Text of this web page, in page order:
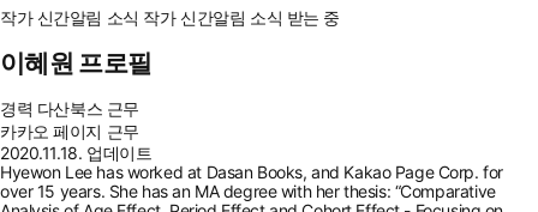
이
동
작가 신간알림 소식 작가 신간알림 소식 받는 중
이혜원 프로필
경력 다산북스 근무
카카오 페이지 근무
2020.11.18. 업데이트
Hyewon Lee has worked at Dasan Books, and Kakao Page Corp. for
over 15 years. She has an MA degree with her thesis: “Comparative